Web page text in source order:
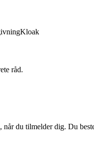
Kloak
råd.
når du tilmelder dig. Du